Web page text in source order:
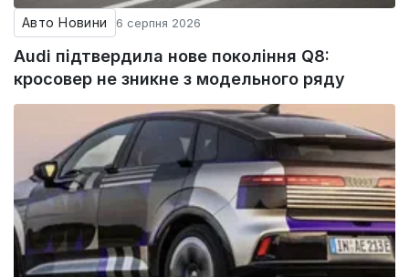
Авто Новини 6 серпня 2026
Audi підтвердила нове покоління Q8:
кросовер не зникне з модельного ряду